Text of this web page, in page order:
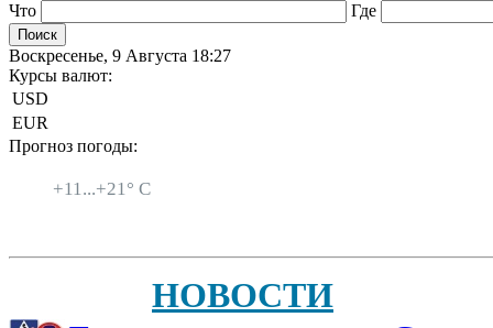
Что Где
Воскресенье, 9 Августа 18:27
Курсы валют:
USD
EUR
Прогноз погоды:
+11...+21° C
НОВОСТИ